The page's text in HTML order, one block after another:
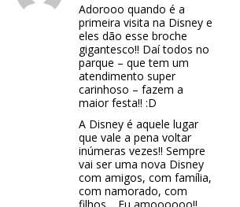
Adorooo quando é a
primeira visita na Disney e
eles dão esse broche
gigantesco!! Daí todos no
parque – que tem um
atendimento super
carinhoso – fazem a
maior festa!! :D
A Disney é aquele lugar
que vale a pena voltar
inúmeras vezes!! Sempre
vai ser uma nova Disney
com amigos, com família,
com namorado, com